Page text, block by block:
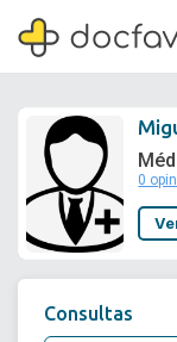
0
Consultas